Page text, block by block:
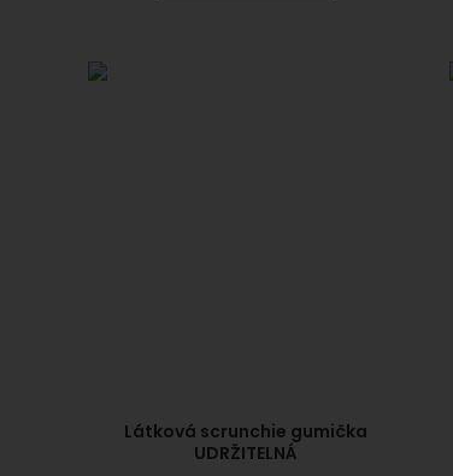
Látková scrunchie gumička
UDRŽITELNÁ